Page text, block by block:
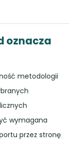
oznacza
metodologii
wymagana
przez stronę